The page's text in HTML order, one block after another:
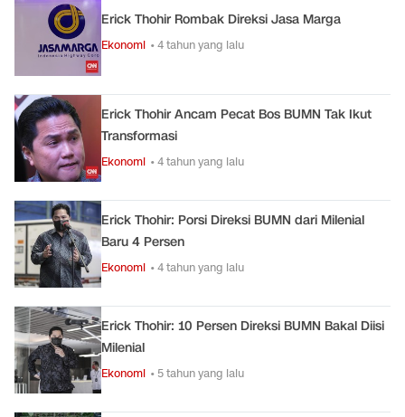
Erick Thohir Rombak Direksi Jasa Marga
Ekonomi • 4 tahun yang lalu
Erick Thohir Ancam Pecat Bos BUMN Tak Ikut
Transformasi
Ekonomi • 4 tahun yang lalu
Erick Thohir: Porsi Direksi BUMN dari Milenial
Baru 4 Persen
Ekonomi • 4 tahun yang lalu
Erick Thohir: 10 Persen Direksi BUMN Bakal Diisi
Milenial
Ekonomi • 5 tahun yang lalu